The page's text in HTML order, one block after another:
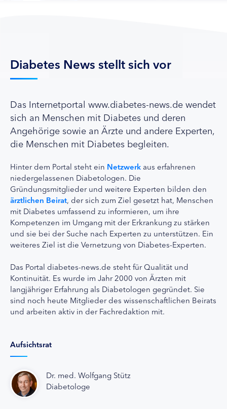
Diabetes News stellt sich vor
Das Internetportal www.diabetes-news.de wendet
sich an Menschen mit Diabetes und deren
Angehörige sowie an Ärzte und andere Experten,
die Menschen mit Diabetes begleiten.
Hinter dem Portal steht ein Netzwerk aus erfahrenen
niedergelassenen Diabetologen. Die
Gründungsmitglieder und weitere Experten bilden den
ärztlichen Beirat, der sich zum Ziel gesetzt hat, Menschen
mit Diabetes umfassend zu informieren, um ihre
Kompetenzen im Umgang mit der Erkrankung zu stärken
und sie bei der Suche nach Experten zu unterstützen. Ein
weiteres Ziel ist die Vernetzung von Diabetes-Experten.
Das Portal diabetes-news.de steht für Qualität und
Kontinuität. Es wurde im Jahr 2000 von Ärzten mit
langjähriger Erfahrung als Diabetologen gegründet. Sie
sind noch heute Mitglieder des wissenschaftlichen Beirats
und arbeiten aktiv in der Fachredaktion mit.
Aufsichtsrat
Dr. med. Wolfgang Stütz
Diabetologe